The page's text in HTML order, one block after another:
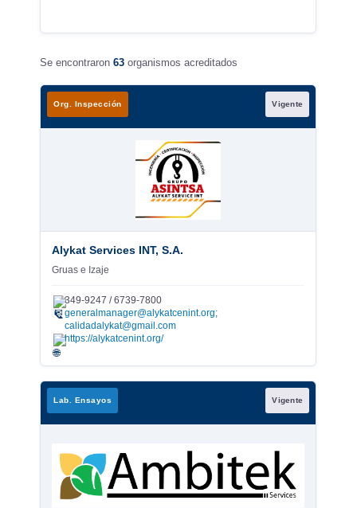
Se encontraron 63 organismos acreditados
Org. Inspección Vigente
Alykat Services INT, S.A.
Gruas e Izaje
349-9247 / 6739-7800
✉ generalmanager@alykatcenint.org;
calidadalykat@gmail.com
https://alykatcenint.org/
Lab. Ensayos Vigente